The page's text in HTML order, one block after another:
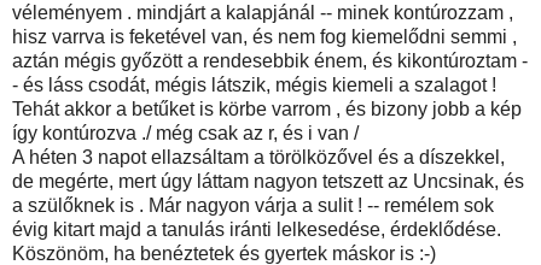
véleményem . mindjárt a kalapjánál -- minek kontúrozzam ,
hisz varrva is feketével van, és nem fog kiemelődni semmi ,
aztán mégis győzött a rendesebbik énem, és kikontúroztam -
- és láss csodát, mégis látszik, mégis kiemeli a szalagot !
Tehát akkor a betűket is körbe varrom , és bizony jobb a kép
így kontúrozva ./ még csak az r, és i van /
A héten 3 napot ellazsáltam a törölközővel és a díszekkel,
de megérte, mert úgy láttam nagyon tetszett az Uncsinak, és
a szülőknek is . Már nagyon várja a sulit ! -- remélem sok
évig kitart majd a tanulás iránti lelkesedése, érdeklődése.
Köszönöm, ha benéztetek és gyertek máskor is :-)